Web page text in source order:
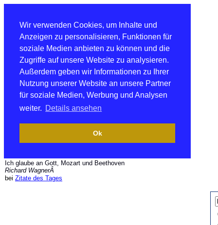
Wir verwenden Cookies, um Inhalte und
Anzeigen zu personalisieren, Funktionen für
soziale Medien anbieten zu können und die
Zugriffe auf unsere Website zu analysieren.
Außerdem geben wir Informationen zu Ihrer
Nutzung unserer Website an unsere Partner
für soziale Medien, Werbung und Analysen
weiter. Details ansehen
Ok
Ich glaube an Gott, Mozart und Beethoven
Richard WagnerÂ
bei Zitate des Tages